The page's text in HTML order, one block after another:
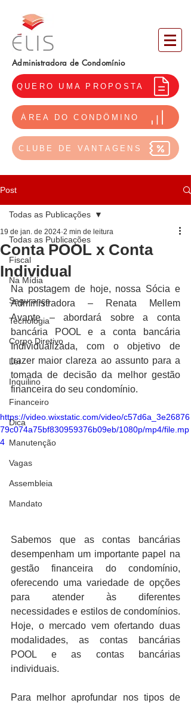
Administradora de Condomínio
QUERO UMA PROPOSTA
ÁREA DO CONDÔMINO
CLUBE DE VANTAGENS
Post
Todas as Publicações
Fiscal
Na Mídia
Segurança
Tecnologia
Corpo Diretivo
Lei
Inquilino
Financeiro
Dica
Manutenção
Vagas
Assembleia
Mandato
Todas as Publicações
Conta POOL x Conta
Individual
19 de jan. de 2024 2 min de leitura
Na postagem de hoje, nossa Sócia e
Administradora – Renata Mellem
Avante – abordará sobre a conta
bancária POOL e a conta bancária
Individualizada, com o objetivo de
trazer maior clareza ao assunto para a
tomada de decisão da melhor gestão
financeira do seu condomínio.
https://video.wixstatic.com/video/c57d6a_3e26876
79c074a75bf830959376b09eb/1080p/mp4/file.mp
4
Sabemos que as contas bancárias
desempenham um importante papel na
gestão financeira do condomínio,
oferecendo uma variedade de opções
para atender às diferentes
necessidades e estilos de condomínios.
Hoje, o mercado vem ofertando duas
modalidades, as contas bancárias
POOL e as contas bancárias
individuais.
Para melhor aprofundar nos tipos de